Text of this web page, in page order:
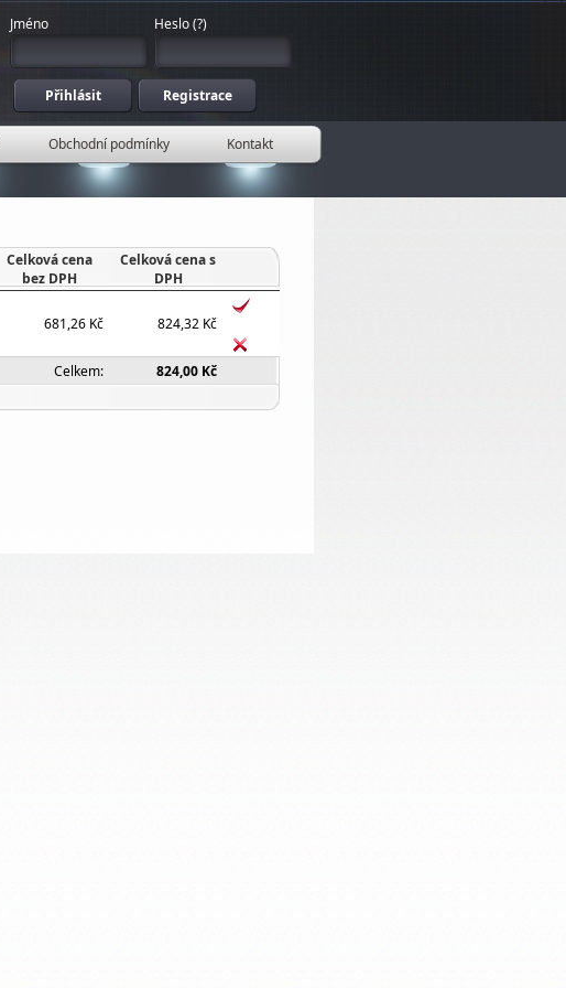
Jméno Heslo(?)
Obchodní podmínky Kontakt
Celková cena
bez DPH
Celková cena s
DPH
Celkem: 824,00 Kč
681,26 Kč 824,32 Kč